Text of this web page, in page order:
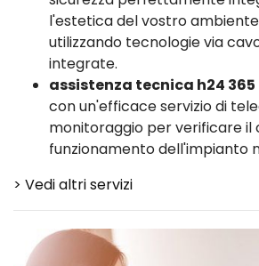
l'estetica del vostro
utilizzando tecnologie via
integrate.
assistenza tecnica h24
con un'efficace servizio di
monitoraggio per verificare
funzionamento dell'impianto
> Vedi altri servizi